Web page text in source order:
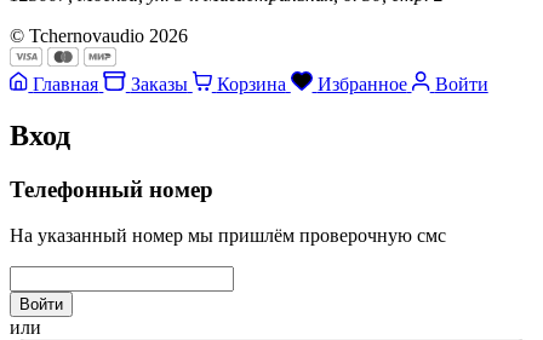
© Tchernovaudio 2026
Главная Заказы Корзина Избранное Войти
Вход
Телефонный номер
На указанный номер мы пришлём проверочную смс
Войти
или